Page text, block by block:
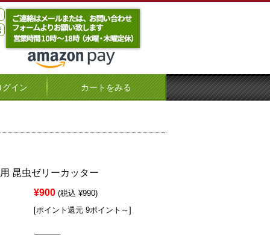
グイン カートをみる
昆虫ゼリーカッター
¥900 (税込 ¥990)
[ポイント還元 9ポイント～]